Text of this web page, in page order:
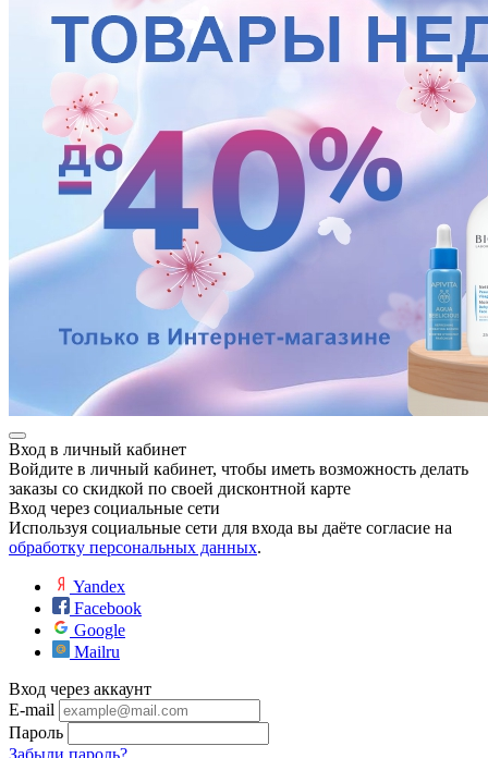
Вход в личный кабинет
Войдите в личный кабинет, чтобы иметь возможность делать
заказы со скидкой по своей дисконтной карте
Вход через социальные сети
Используя социальные сети для входа вы даёте согласие на
обработку персональных данных.
Yandex
Facebook
Google
Mailru
Вход через аккаунт
E-mail
Пароль
Забыли пароль?